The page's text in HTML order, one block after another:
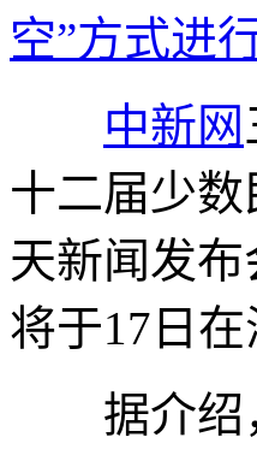
空”方式进
中新网
十二届少
天新闻发
将于17日
据介绍，